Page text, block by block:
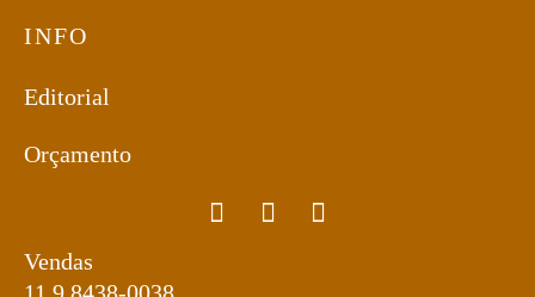
INFO
Editorial
Orçamento
Vendas